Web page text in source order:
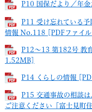
P10 国保だより／年
P11 受け忘れている予
情報 No.118 [PDFファイル
P12～13 第182号 教
1.52MB]
P14 くらしの情報
P15 交通事故の相談
ご注意ください「富士見町